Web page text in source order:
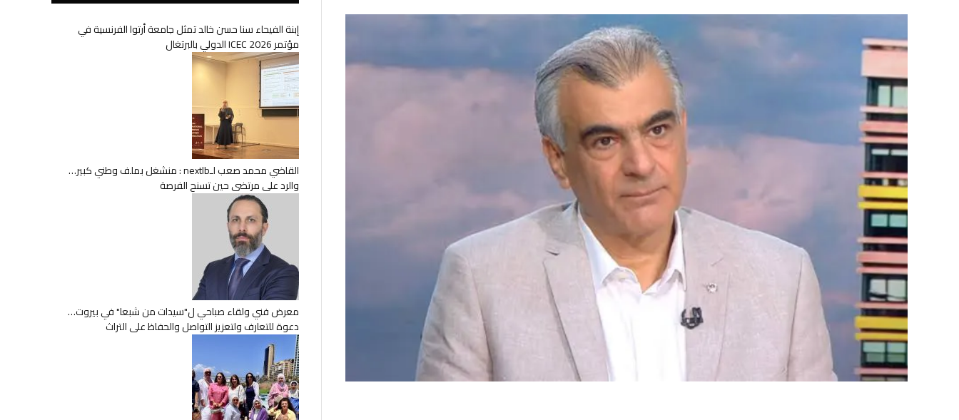
إبنة الفيحاء سنا حسن خالد تمثل جامعة أرتوا الفرنسية في
مؤتمر ICEC 2026 الدولي بالبرتغال
القاضي محمد صعب لـnextlb : منشغل بملف وطني كبير…
والرد على مرتضى حين تسنح الفرصة
معرض فني ولقاء صباحي ل"سيدات من شبعا" في بيروت…
دعوة للتعارف ولتعزيز التواصل والحفاظ على التراث